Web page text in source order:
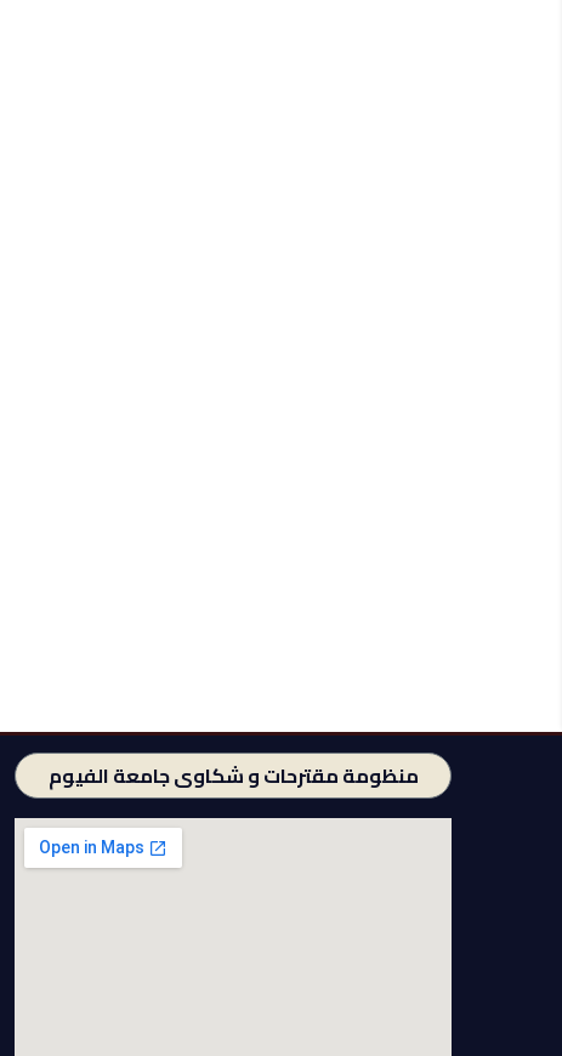
منظومة مقترحات و شكاوى جامعة الفيوم